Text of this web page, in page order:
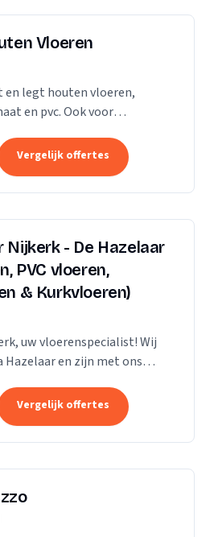
Vloeren
en legt houten vloeren,
en pvc. Ook voor
Neerlandia is een
Vergelijk offertes
- De Hazelaar
PVC vloeren,
& Kurkvloeren)
uw vloerenspecialist! Wij
Hazelaar en zijn met ons
organisatie staat voor
Vergelijk offertes